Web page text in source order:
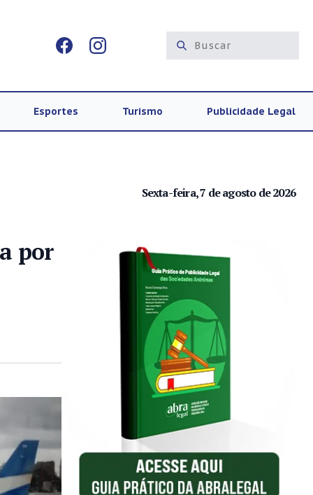
Esportes Turismo Publicidade Legal
Sexta-feira, 7 de agosto de 2026
por